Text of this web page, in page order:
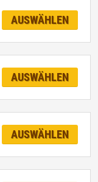
AUSWÄHLEN
AUSWÄHLEN
AUSWÄHLEN